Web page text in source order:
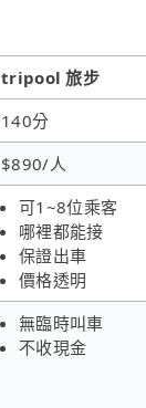
tripool 旅步
140分
$890/人
可1~8位乘客
哪裡都能接
保證出車
價格透明
無臨時叫車
不收現金